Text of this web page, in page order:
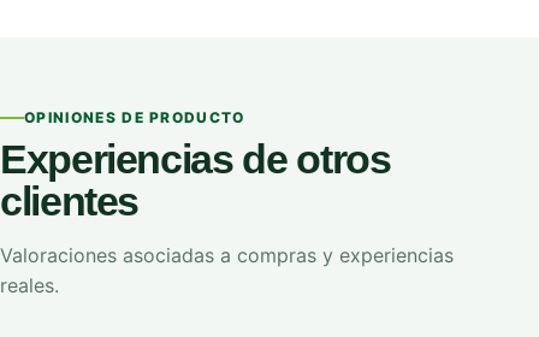
OPINIONES DE PRODUCTO
Experiencias de otros
clientes
Valoraciones asociadas a compras y experiencias
reales.